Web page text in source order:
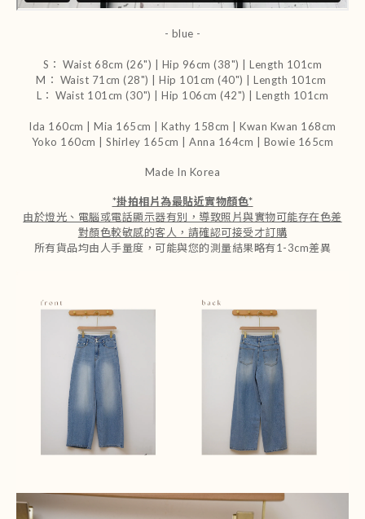
- blue -
S： Waist 68cm (26") | Hip 96cm (38") | Length 101cm
M： Waist 71cm (28") | Hip 101cm (40") | Length 101cm
L： Waist 101cm (30") | Hip 106cm (42") | Length 101cm
Ida 160cm | Mia 165cm | Kathy 158cm |Kwan Kwan 168cm
Yoko 160cm | Shirley 165cm
| Anna 164cm | Bowie 165cm
Made In Korea
*掛拍相片為最貼近實物顏色*
由於燈光、電腦或電話顯示器有別，導致照片與實物可能存在色差
對顏色較敏感的客人，請確認可接受才訂購
所有貨品均由人手量度，可能與您的測量結果略有1-3cm差異